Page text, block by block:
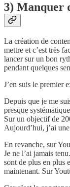
3) Manquer
La création de
mettre et c’est très
lancer sur un bon
pendant quelques
J’en suis le premier
Depuis que je me
presque
Sur un objectif de
Aujourd’hui, j’ai
En revanche, sur
Je ne l’ai jamais
sont de plus en plus
maintenant. Sur